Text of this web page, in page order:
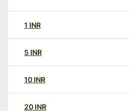
1 INR
5 INR
10 INR
20 INR